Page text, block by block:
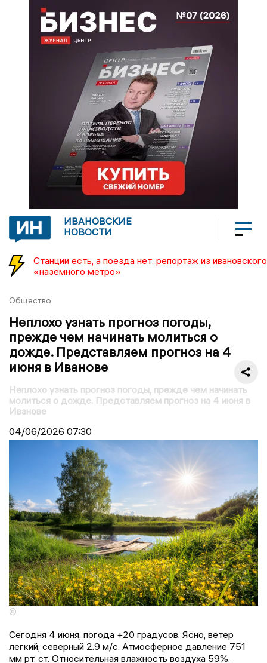
ИВАНОВСКИЕ
НОВОСТИ
Станции есть, а поезда нет: репортаж из ивановского
«наземного метро»
Общество
Неплохо узнать прогноз погоды,
прежде чем начинать молиться о
дожде. Представляем прогноз на 4
июня в Иванове
Неплохо узнать прогноз погоды, прежде чем начинать
молиться о дожде. Представляем прогноз на 4 июня в
Иванове
04/06/2026 07:30
©
Сегодня 4 июня, погода +20 градусов. Ясно, ветер
легкий, северный 2.9 м/с. Атмосферное давление 751
мм рт. ст. Относительная влажность воздуха 59%.